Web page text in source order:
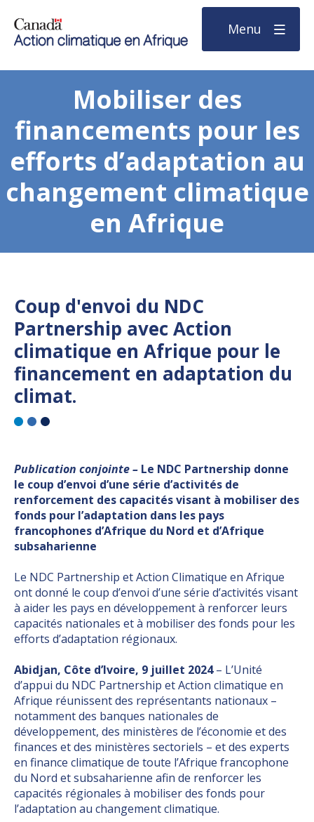
Menu
Mobiliser des
financements pour les
efforts d’adaptation au
changement climatique
en Afrique
Coup d'envoi du NDC
Partnership avec Action
climatique en Afrique pour le
financement en adaptation du
climat.
Publication conjointe – Le NDC Partnership donne
le coup d’envoi d’une série d’activités de
renforcement des capacités visant à mobiliser des
fonds pour l’adaptation dans les pays
francophones d’Afrique du Nord et d’Afrique
subsaharienne
Le NDC Partnership et Action Climatique en Afrique
ont donné le coup d’envoi d’une série d’activités visant
à aider les pays en développement à renforcer leurs
capacités nationales et à mobiliser des fonds pour les
efforts d’adaptation régionaux.
Abidjan, Côte d’Ivoire, 9 juillet 2024– L’Unité
d’appui du NDC Partnership et Action climatique en
Afrique réunissent des représentants nationaux –
notamment des banques nationales de
développement, des ministères de l’économie et des
finances et des ministères sectoriels – et des experts
en finance climatique de toute l’Afrique francophone
du Nord et subsaharienne afin de renforcer les
capacités régionales à mobiliser des fonds pour
l’adaptation au changement climatique.